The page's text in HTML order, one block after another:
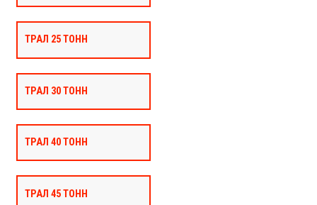
ТРАЛ 25 ТОНН
ТРАЛ 30 ТОНН
ТРАЛ 40 ТОНН
ТРАЛ 45 ТОНН